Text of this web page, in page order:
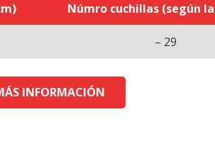
Númro cuchillas (según
– 29
INFORMACIÓN